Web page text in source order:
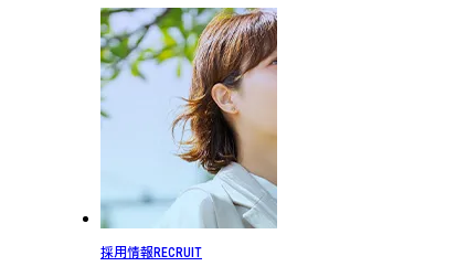
採用情報 RECRUIT